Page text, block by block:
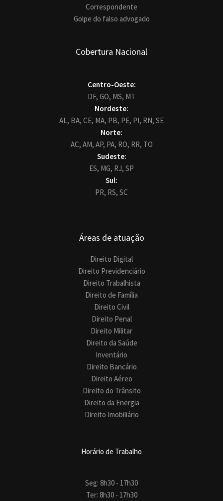
Correspondente
Golpe do falso advogado
Cobertura Nacional
Centro-Oeste:
DF, GO, MS, MT
Nordeste:
AL, BA, CE, MA, PB, PE, PI, RN, SE
Norte:
AC, AM, AP, PA, RO, RR, TO
Sudeste:
ES, MG, RJ, SP
Sul:
PR, RS, SC
Áreas de atuação
Direito Digital
Direito Previdenciário
Direito Trabalhista
Direito de Família
Direito Civil
Direito Penal
Direito Militar
Direito da Saúde
Inventário
Direito Bancário
Direito Aéreo
Direito do Trânsito
Direito da Energia
Direito Imobiliário
Horário de Trabalho
Seg: 8h30 - 17h30
Ter: 8h30 - 17h30